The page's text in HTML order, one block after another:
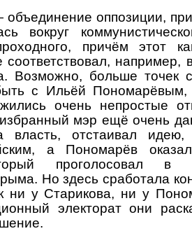
оппозиции,
вокруг
причём этот
соответствовал, например,
Возможно, больше точек
с Ильёй
очень непростые
мэр ещё очень
власть, отстаивал идею,
а Пономарёв
проголосовал в
Но здесь сработала
ни у Старикова, ни у
электорат они